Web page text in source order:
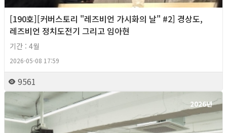
[190호][커버스토리 "레즈비언 가시화의 날" #2] 경상도,
레즈비언 정치도전기 그리고 임아현
기간 : 4월
2026-05-08 17:59
9561
2026년